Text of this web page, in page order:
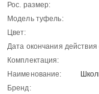
Рос. размер:
Модель туфель:
Цвет:
Дата окончания
Комплектация:
Наименование:
Бренд: